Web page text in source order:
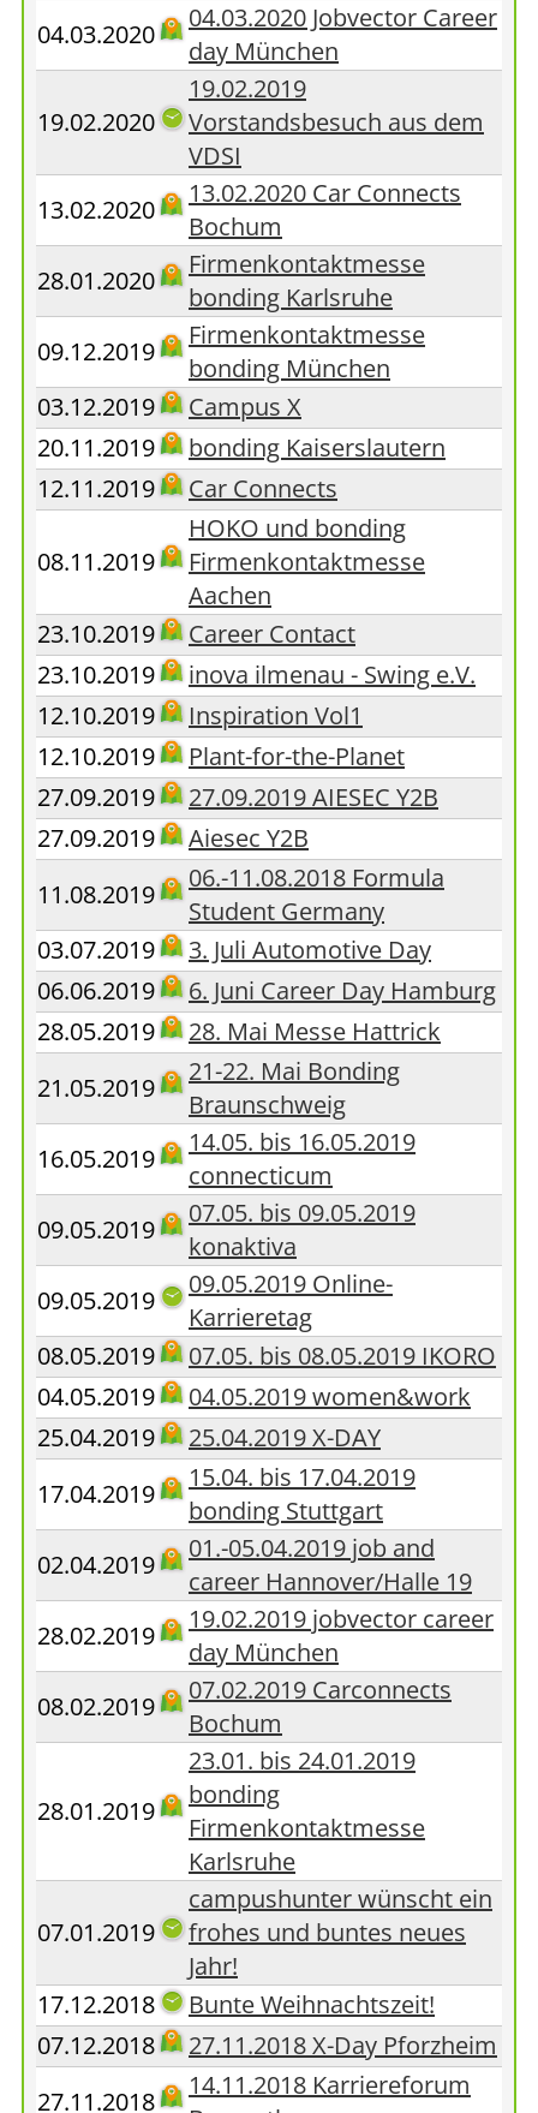
04.03.2020
04.03.2020 Jobvector Career
day München
19.02.2020
19.02.2019
Vorstandsbesuch aus dem
VDSI
13.02.2020
13.02.2020 Car Connects
Bochum
28.01.2020
Firmenkontaktmesse
bonding Karlsruhe
09.12.2019
Firmenkontaktmesse
bonding München
03.12.2019
Campus X
20.11.2019
bonding Kaiserslautern
12.11.2019
Car Connects
08.11.2019
HOKO und bonding
Firmenkontaktmesse
Aachen
23.10.2019
Career Contact
23.10.2019
inova ilmenau - Swing e.V.
12.10.2019
Inspiration Vol1
12.10.2019
Plant-for-the-Planet
27.09.2019
27.09.2019 AIESEC Y2B
27.09.2019
Aiesec Y2B
11.08.2019
06.-11.08.2018 Formula
Student Germany
03.07.2019
3. Juli Automotive Day
06.06.2019
6. Juni Career Day Hamburg
28.05.2019
28. Mai Messe Hattrick
21.05.2019
21-22. Mai Bonding
Braunschweig
16.05.2019
14.05. bis 16.05.2019
connecticum
09.05.2019
07.05. bis 09.05.2019
konaktiva
09.05.2019
09.05.2019 Online-
Karrieretag
08.05.2019
07.05. bis 08.05.2019 IKORO
04.05.2019
04.05.2019 women&work
25.04.2019
25.04.2019 X-DAY
17.04.2019
15.04. bis 17.04.2019
bonding Stuttgart
02.04.2019
01.-05.04.2019 job and
career Hannover/Halle 19
28.02.2019
19.02.2019 jobvector career
day München
08.02.2019
07.02.2019 Carconnects
Bochum
28.01.2019
23.01. bis 24.01.2019
bonding
Firmenkontaktmesse
Karlsruhe
07.01.2019
campushunter wünscht ein
frohes und buntes neues
Jahr!
17.12.2018
Bunte Weihnachtszeit!
07.12.2018
27.11.2018 X-Day Pforzheim
27.11.2018
14.11.2018 Karriereforum